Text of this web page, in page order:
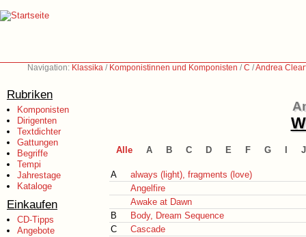
Navigation: Klassika / Komponistinnen und Komponisten /C /Andrea
Rubriken
Komponisten
Dirigenten
Textdichter
Gattungen
Begriffe
Tempi
Jahrestage
Kataloge
Einkaufen
CD-Tipps
Angebote
Alle A B C D E F G J
A
always (light), fragments (love)
Angelfire
Awake at Dawn
B
Body, Dream Sequence
C
Cascade